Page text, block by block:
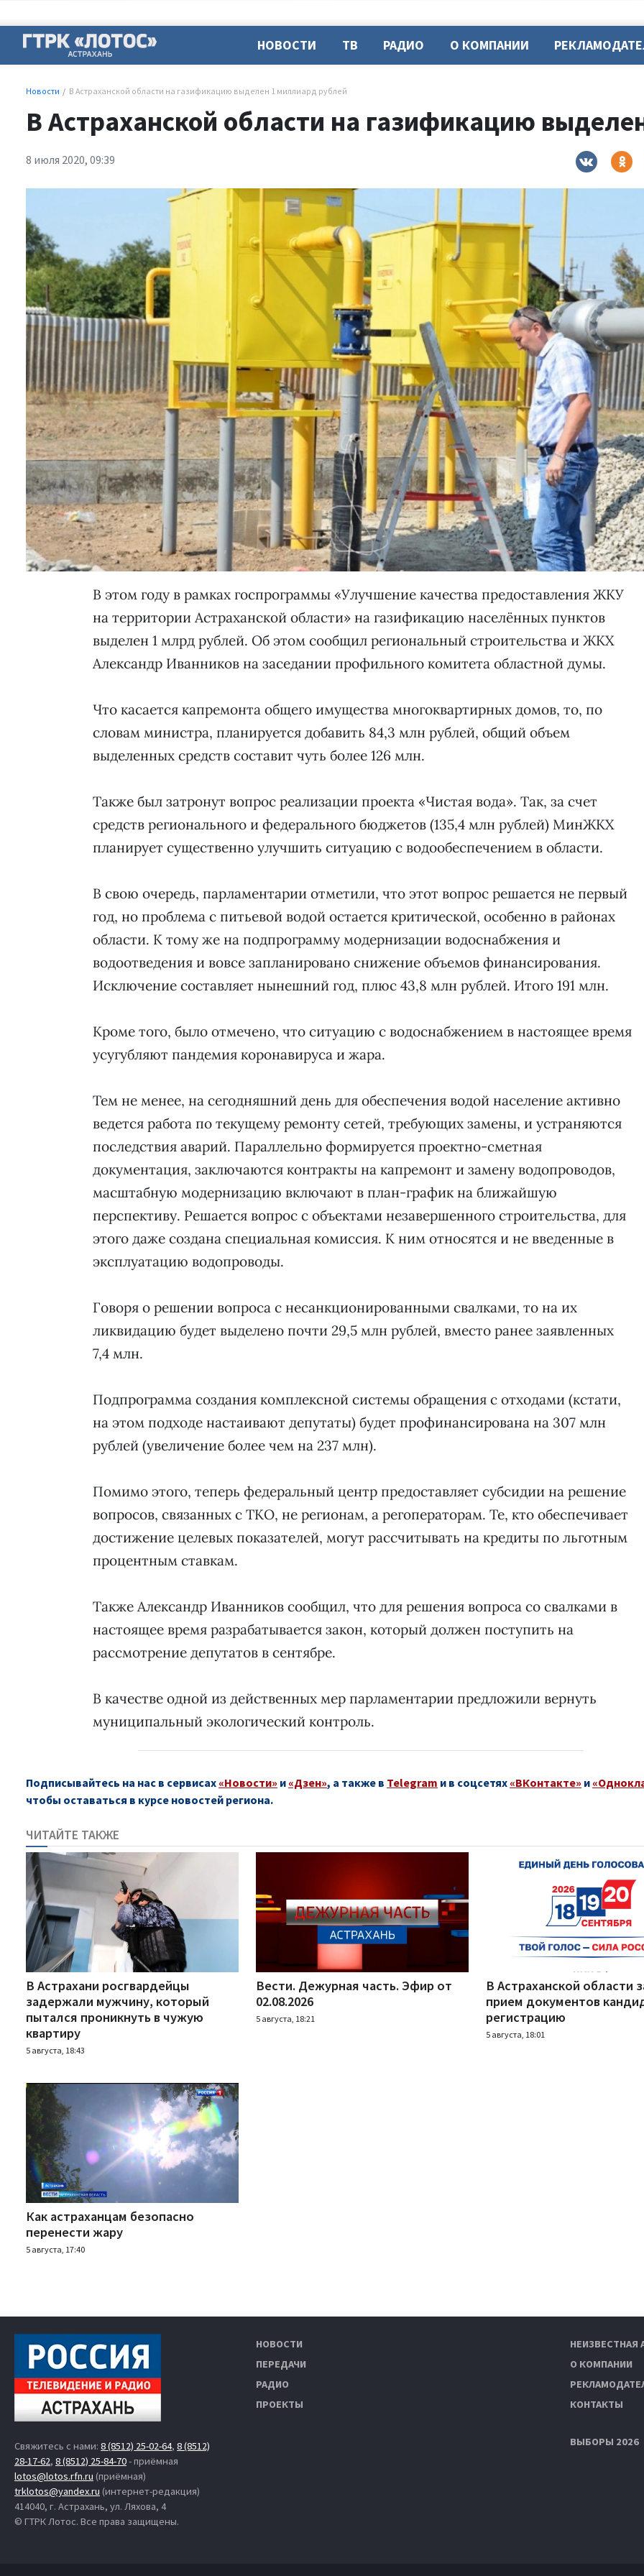
НОВОСТИ ТВ РАДИО О КОМПАНИИ
Новости В Астраханской области на газификацию выделен 1 миллиард рублей
В Астраханской области на газификацию
8 июля 2020, 09:39
В этом году в рамках госпрограммы «Улучшение качества предоставления ЖКУ
на территории Астраханской области» на газификацию населённых пунктов
выделен 1 млрд рублей. Об этом сообщил региональный строительства и ЖКХ
Александр Иванников на заседании профильного комитета областной думы.
Что касается капремонта общего имущества многоквартирных домов, то, по
словам министра, планируется добавить 84,3 млн рублей, общий объем
выделенных средств составит чуть более 126 млн.
Также был затронут вопрос реализации проекта «Чистая вода». Так, за счет
средств регионального и федерального бюджетов (135,4 млн рублей) МинЖКХ
планирует существенно улучшить ситуацию с водообеспечением в области.
В свою очередь, парламентарии отметили, что этот вопрос решается не первый
год, но проблема с питьевой водой остается критической, особенно в районах
области. К тому же на подпрограмму модернизации водоснабжения и
водоотведения и вовсе запланировано снижение объемов финансирования.
Исключение составляет нынешний год, плюс 43,8 млн рублей. Итого 191 млн.
Кроме того, было отмечено, что ситуацию с водоснабжением в настоящее время
усугубляют пандемия коронавируса и жара.
Тем не менее, на сегодняшний день для обеспечения водой население активно
ведется работа по текущему ремонту сетей, требующих замены, и устраняются
последствия аварий. Параллельно формируется проектно-сметная
документация, заключаются контракты на капремонт и замену водопроводов,
масштабную модернизацию включают в план-график на ближайшую
перспективу. Решается вопрос с объектами незавершенного строительства, для
этого даже создана специальная комиссия. К ним относятся и не введенные в
эксплуатацию водопроводы.
Говоря о решении вопроса с несанкционированными свалками, то на их
ликвидацию будет выделено почти 29,5 млн рублей, вместо ранее заявленных
7,4 млн.
Подпрограмма создания комплексной системы обращения с отходами (кстати,
на этом подходе настаивают депутаты) будет профинансирована на 307 млн
рублей (увеличение более чем на 237 млн).
Помимо этого, теперь федеральный центр предоставляет субсидии на решение
вопросов, связанных с ТКО, не регионам, а регоператорам. Те, кто обеспечивает
достижение целевых показателей, могут рассчитывать на кредиты по льготным
процентным ставкам.
Также Александр Иванников сообщил, что для решения вопроса со свалками в
настоящее время разрабатывается закон, который должен поступить на
рассмотрение депутатов в сентябре.
В качестве одной из действенных мер парламентарии предложили вернуть
муниципальный экологический контроль.
Подписывайтесь на нас в сервисах «Новости» и «Дзен», а также в Telegram и в соцсетях «ВКонтакте» и
чтобы оставаться в курсе новостей региона.
ЧИТАЙТЕ ТАКЖЕ
В Астрахани росгвардейцы
задержали мужчину, который
пытался проникнуть в чужую
квартиру
5 августа, 18:43
Вести. Дежурная часть. Эфир от
02.08.2026
5 августа, 18:21
В Астраханской области
прием документов
регистрацию
5 августа, 18:01
Как астраханцам безопасно
перенести жару
5 августа, 17:40
Свяжитесь с нами: 8 (8512) 25-02-64, 8 (8512)
28-17-62, 8 (8512) 25-84-70- приёмная
lotos@lotos.rfn.ru (приёмная)
trklotos@yandex.ru (интернет-редакция)
414040, г. Астрахань, ул. Ляхова, 4
© ГТРК Лотос. Все права защищены.
НОВОСТИ
ПЕРЕДАЧИ
РАДИО
ПРОЕКТЫ
НЕИЗВЕСТНАЯ
О КОМПАНИИ
КОНТАКТЫ
ВЫБОРЫ 2026